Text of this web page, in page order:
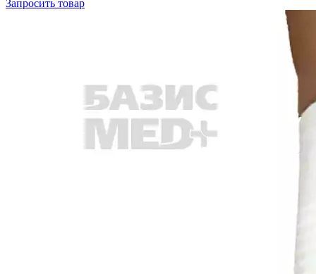
Запросить товар